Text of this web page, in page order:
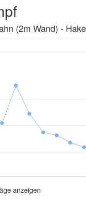
(2m Wand) ‐
anzeigen